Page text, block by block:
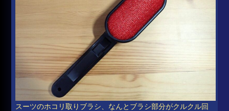
スーツのホコリ取りブラシ、なんとブラシ部分がクルクル回